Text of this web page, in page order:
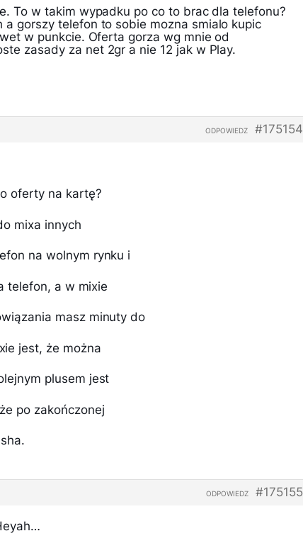
To w takim wypadku po co to brac dla telefonu?
a gorszy telefon to sobie mozna smialo kupic
w punkcie. Oferta gorza wg mnie od
zasady za net 2gr a nie 12 jak w Play.
#175154
ODPOWIEDZ
oferty na kartę?
mixa innych
na wolnym rynku i
telefon, a w mixie
masz minuty do
jest, że można
plusem jest
po zakończonej
#175155
ODPOWIEDZ